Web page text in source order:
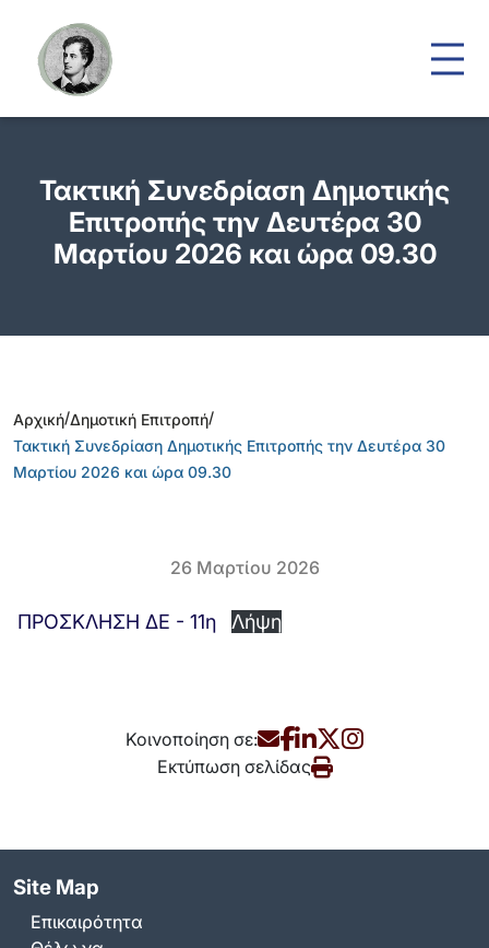
Τακτική Συνεδρίαση Δημοτικής
Επιτροπής την Δευτέρα 30
Μαρτίου 2026 και ώρα 09.30
Αρχική/Δημοτική Επιτροπή/
Τακτική Συνεδρίαση Δημοτικής Επιτροπής την Δευτέρα 30
Μαρτίου 2026 και ώρα 09.30
26 Μαρτίου 2026
ΠΡΟΣΚΛΗΣΗ ΔΕ - 11η Λήψη
Κοινοποίηση σε:
Εκτύπωση σελίδας
Site Map
Επικαιρότητα